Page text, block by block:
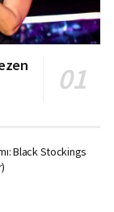
Black Stockings